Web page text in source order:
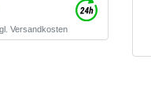
Versandkosten